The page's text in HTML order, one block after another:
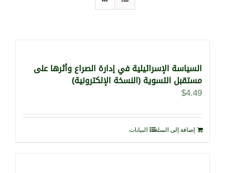
السياسة الإسرائيلية في إدارة الصراع وأثرها على
مستقبل التسوية (النسخة الإلكترونية)
$4.49
إضافة إلى السلة البيانات